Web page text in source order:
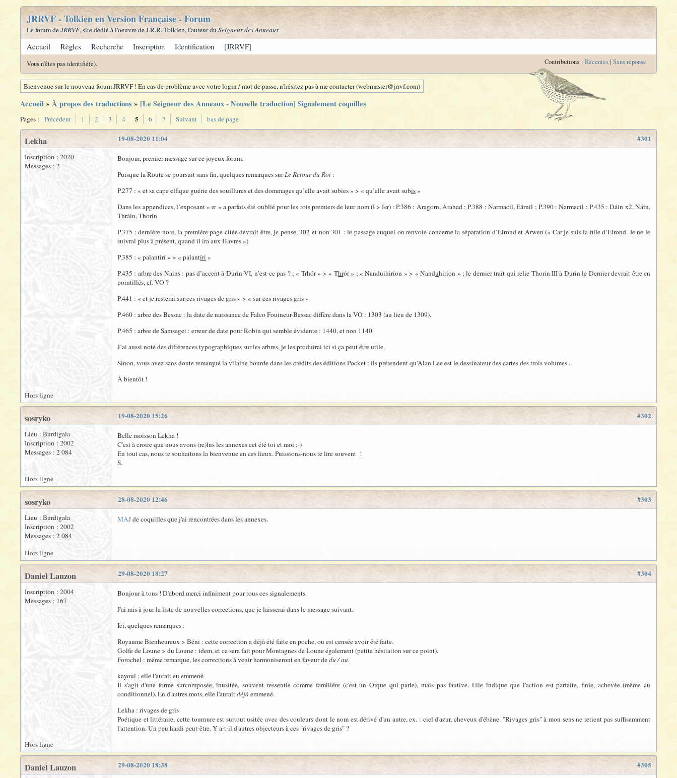
JRRVF - Tolkien en Version Française - Forum
Le forum deJRRVF, site dédié à l'oeuvre de J.R.R. Tolkien, l'auteur du Seigneur des Anneaux.
Accueil Règles Recherche Inscription Identification [JRRVF]
Vous n'êtes pas identifié(e). Contributions : Récentes| Sans réponse
Bienvenue sur le nouveau forum JRRVF ! En cas de problème avec votre login / mot de passe, n'hésitez pas à me contacter (webmaster@jrrvf.com)
Accueil» À propos des traductions» [Le Seigneur des Anneaux - Nouvelle traduction] Signalement coquilles
Pages : Précédent 1 2 3 4 5 6 7 Suivant bas de page
#301
19-08-2020 11:04
Lekha
Inscription : 2020
Messages : 2
Bonjour, premier message sur ce joyeux forum.
Puisque la Route se poursuit sans fin, quelques remarques surLe Retour du Roi :
P.277 : « et sa cape elfique guérie des souillures et des dommages qu’elle avait subies » > « qu’elle avait subis»
Dans les appendices, l’exposant «er » a parfois été oublié pour les rois premiers de leur nom (I > Ier) : P.386 : Aragorn, Arahad ; P.388 : Narmacil, Eärnil ; P.390 : Narmacil ; P.435 : Dáin x2, Náin,
Thráin, Thorin
P.375 : dernière note, la première page citée devrait être, je pense, 302 et non 301 : le passage auquel on renvoie concerne la séparation d’Elrond et Arwen (« Car je suis la fille d’Elrond. Je ne le
suivrai plus à présent, quand il ira aux Havres »)
P.385 : « palantirí » > « palantíri »
P.435 : arbre des Nains : pas d’accent à Durin VI, n’est-ce pas ? ; « Trhór » > « Thrór » ; « Nanduihirion » > « Nanduhirion » ; le dernier trait qui relie Thorin III à Durin le Dernier devrait être en
pointillés, cf. VO ?
P.441 : « et je resterai sur ces rivages de gris » > « sur ces rivages gris »
P.460 : arbre des Bessac : la date de naissance de Falco Fouineur-Bessac diffère dans la VO : 1303 (au lieu de 1309).
P.465 : arbre de Samsaget : erreur de date pour Robin qui semble évidente : 1440, et non 1140.
J’ai aussi noté des différences typographiques sur les arbres, je les produirai ici si ça peut être utile.
Sinon, vous avez sans doute remarqué la vilaine bourde dans les crédits des éditions Pocket : ils prétendent qu’Alan Lee est le dessinateur des cartes des trois volumes...
À bientôt !
Hors ligne
#302
19-08-2020 15:26
sosryko
Lieu : Burdigala
Inscription : 2002
Messages : 2 084
Belle moisson Lekha !
C'est à croire que nous avons (re)lus les annexes cet été toi et moi ;-)
En tout cas, nous te souhaitons la bienvenue en ces lieux. Puissions-nous te lire souvent !
S.
Hors ligne
#303
28-08-2020 12:46
sosryko
Lieu : Burdigala
Inscription : 2002
Messages : 2 084
MAJde coquilles que j'ai rencontrées dans les annexes.
Hors ligne
#304
29-08-2020 18:27
Daniel Lauzon
Inscription : 2004
Messages : 167
Bonjour à tous ! D'abord merci infiniment pour tous ces signalements.
J'ai mis à jour la liste de nouvelles corrections, que je laisserai dans le message suivant.
Ici, quelques remarques :
Royaume Bienheureux > Béni : cette correction a déjà été faite en poche, ou est censée avoir été faite.
Golfe de Loune > du Loune : idem, et ce sera fait pour Montagnes de Loune également (petite hésitation sur ce point).
Forochel : même remarque, les corrections à venir harmoniseront en faveur dedu / au.
kayoul : elle l'aurait eu emmené
Il s'agit d'une forme surcomposée, inusitée, souvent ressentie comme familière (c'est un Orque qui parle), mais pas fautive. Elle indique que l'action est parfaite, finie, achevée (même au
conditionnel). En d'autres mots, elle l'auraitdéjà emmené.
Lekha : rivages de gris
Poétique et littéraire, cette tournure est surtout usitée avec des couleurs dont le nom est dérivé d'un autre, ex. : ciel d'azur, cheveux d'ébène. "Rivages gris" à mon sens ne retient pas suffisamment
l'attention. Un peu hardi peut-être. Y a-t-il d'autres objecteurs à ces "rivages de gris" ?
Hors ligne
#305
29-08-2020 18:38
Daniel Lauzon